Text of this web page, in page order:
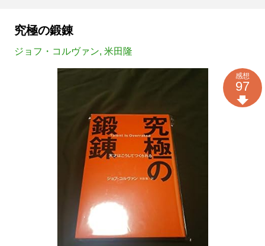
究極の鍛錬
ジョフ・コルヴァン, 米田隆
感想
97